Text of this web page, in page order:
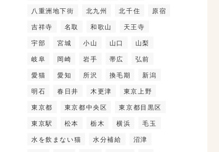
八重洲地下街
北九州 北千住
原宿
吉祥寺
名取 和歌山
天王寺
宇部
宮城 小山 山口
山梨
岐阜
岡崎 岩手 帯広
弘前
愛猫
愛知 所沢 換毛期
新潟
明石
春日井 木更津
東京上野
東京都
東京都中央区
東京都目黒区
東京駅
松本 栃木 横浜
毛玉
水を飲まない猫
水分補給
沼津